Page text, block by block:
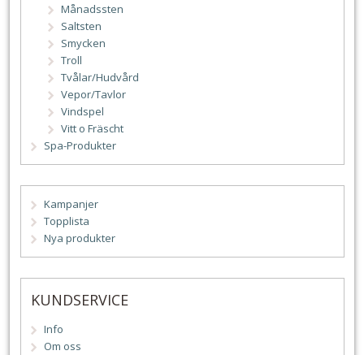
Månadssten
Saltsten
Smycken
Troll
Tvålar/Hudvård
Vepor/Tavlor
Vindspel
Vitt o Fräscht
Spa-Produkter
Kampanjer
Topplista
Nya produkter
KUNDSERVICE
Info
Om oss